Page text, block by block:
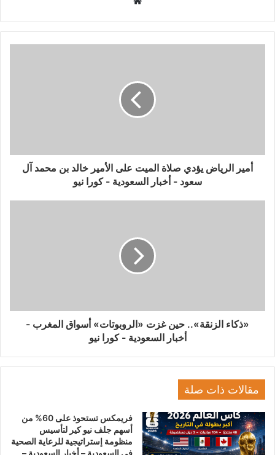
أمير الرياض يؤدي صلاة الميت على الأمير خالد بن محمد آل
سعود - أخبار السعودية - كورا نيو
«ذكاء الزنقة».. حين غزت «الروبوتات» أسواق المغرب -
أخبار السعودية - كورا نيو
مقالات ذات صلة
فريمكس تستحوذ على 60% من
أسهم جلف نيو كير لتأسيس
منظومة إستراتيجية للرعاية الصحية
في السعودية – أخبار السعودية –